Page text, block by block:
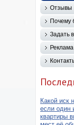
Отзывы
Почему
Задать
Какой иск
если один
квартиры